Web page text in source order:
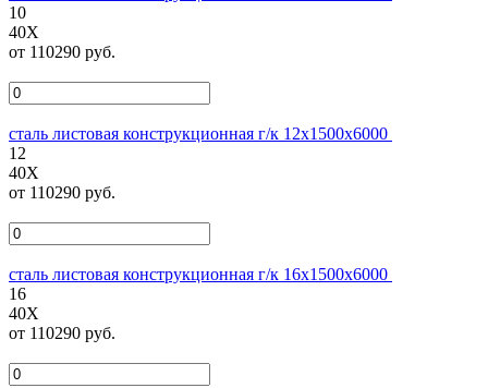
10
40Х
от 110290 руб.
сталь листовая конструкционная г/к 12х1500х6000
12
40Х
от 110290 руб.
сталь листовая конструкционная г/к 16х1500х6000
16
40Х
от 110290 руб.